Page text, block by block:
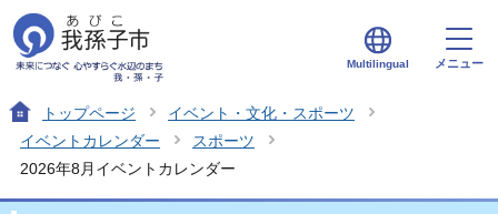
Multilingual メニュー
トップページ
イベント・文化・スポーツ
イベントカレンダー
スポーツ
2026年8月イベントカレンダー